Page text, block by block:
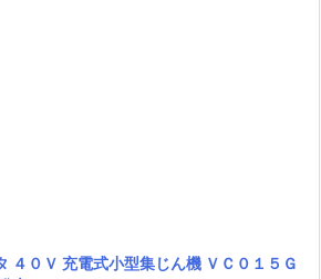
４０Ｖ 充電式小型集じん機 ＶＣ０１５Ｇ